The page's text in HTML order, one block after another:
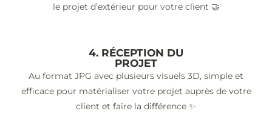
le projet d’extérieur pour votre client 🤝
4. RÉCEPTION DU
PROJET
Au format JPG avec plusieurs visuels 3D, simple et
efficace pour matérialiser votre projet auprès de votre
client et faire la différence ✨